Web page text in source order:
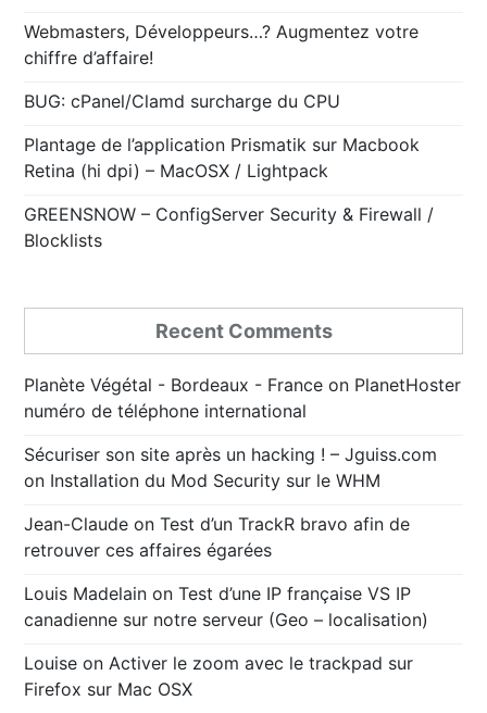
Webmasters, Développeurs…? Augmentez votre
chiffre d’affaire!
BUG: cPanel/Clamd surcharge du CPU
Plantage de l’application Prismatik sur Macbook
Retina (hi dpi) – MacOSX / Lightpack
GREENSNOW – ConfigServer Security & Firewall /
Blocklists
Recent Comments
Planète Végétal - Bordeaux - France on PlanetHoster
numéro de téléphone international
Sécuriser son site après un hacking ! – Jguiss.com
on Installation du Mod Security sur le WHM
Jean-Claude onTest d’un TrackR bravo afin de
retrouver ces affaires égarées
Louis Madelain onTest d’une IP française VS IP
canadienne sur notre serveur (Geo – localisation)
Louise on Activer le zoom avec le trackpad sur
Firefox sur Mac OSX